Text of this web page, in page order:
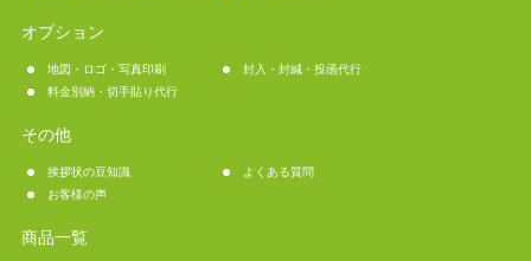
オプション
地図・ロゴ・写真印刷
封入・封緘・投函代行
料金別納・切手貼り代行
その他
挨拶状の豆知識
よくある質問
お客様の声
商品一覧